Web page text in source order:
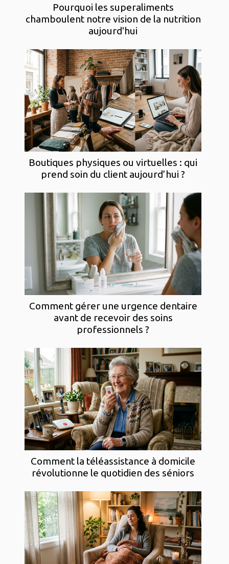
Pourquoi les superaliments
chamboulent notre vision de la nutrition
aujourd'hui
Boutiques physiques ou virtuelles : qui
prend soin du client aujourd’hui ?
Comment gérer une urgence dentaire
avant de recevoir des soins
professionnels ?
Comment la téléassistance à domicile
révolutionne le quotidien des séniors